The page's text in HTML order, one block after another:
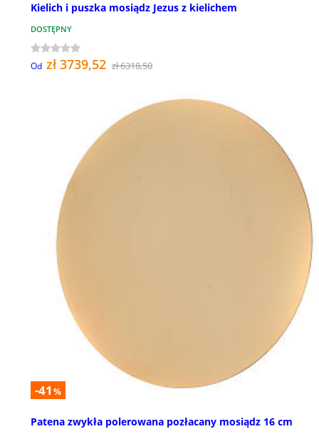
Kielich i puszka mosiądz Jezus z kielichem
DOSTĘPNY
Od zł 3739,52 zł 6318,50
-41 %
Patena zwykła polerowana pozłacany mosiądz 16 cm